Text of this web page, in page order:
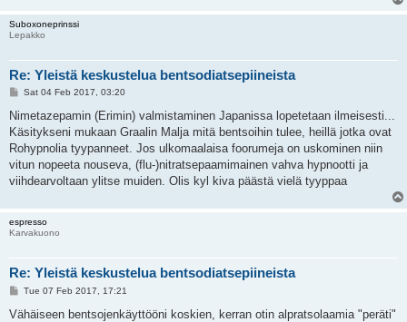
Suboxoneprinssi
Lepakko
Re: Yleistä keskustelua bentsodiatsepiineista
P
s
Sat 04 Feb 2017, 03:20
Nimetazepamin (Erimin) valmistaminen Japanissa lopetetaan ilmeisesti...
Käsitykseni mukaan Graalin Malja mitä bentsoihin tulee, heillä jotka ovat
Rohypnolia tyypanneet. Jos ulkomaalaisa foorumeja on uskominen niin
vitun nopeeta nouseva, (flu-)nitratsepaamimainen vahva hypnootti ja
viihdearvoltaan ylitse muiden. Olis kyl kiva päästä vielä tyyppaa
espresso
Karvakuono
Re: Yleistä keskustelua bentsodiatsepiineista
P
s
Tue 07 Feb 2017, 17:21
Vähäiseen bentsojenkäyttööni koskien, kerran otin alpratsolaamia "peräti"